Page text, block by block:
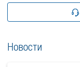
Новости